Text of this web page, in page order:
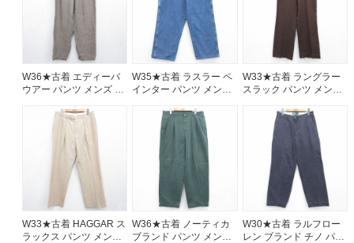
W36★古着 エディーバ
ウアー パンツ メンズ リ
W35★古着 ラスラー ペ
インター パンツ メンズ
ム 26aug07
W33★古着 ラングラー
スラック パンツ メンズ
ン ブラウン 26aug07
W33★古着 HAGGAR ス
ラックス パンツ メンズ
W36★古着 ノーティカ
ブランド パンツ メンズ
W30★古着 ラルフロー
レン ブランド チノ パン